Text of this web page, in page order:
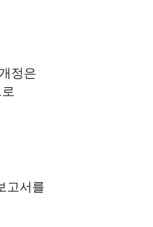
정은
고서를